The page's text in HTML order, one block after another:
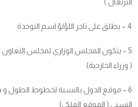
البرتغال )
4 – يطلق على تاجر اللؤلؤ اسم النوخذة ( الطواش)
5 – يتكون المجلس الوزاري لمجلس
( وزراء الخارجية)
6 – موقع الدول بالنسبة لخطوط الطول و
النسبي ( الموقع الفلكي)